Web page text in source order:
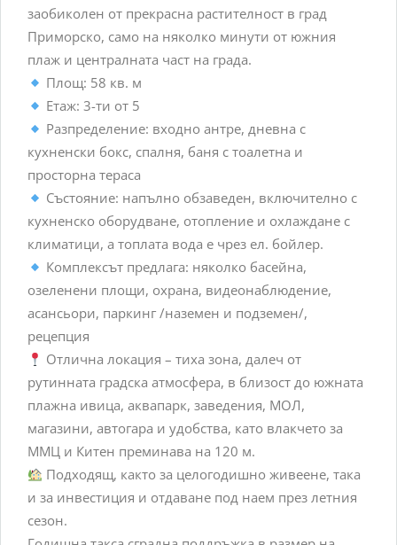
заобиколен от прекрасна растителност в град
Приморско, само на няколко минути от южния
плаж и централната част на града.
Площ: 58 кв. м
Етаж: 3-ти от 5
Разпределение: входно антре, дневна с
кухненски бокс, спалня, баня с тоалетна и
просторна тераса
Състояние: напълно обзаведен, включително с
кухненско оборудване, отопление и охлаждане с
климатици, а топлата вода е чрез ел. бойлер.
Комплексът предлага: няколко басейна,
озеленени площи, охрана, видеонаблюдение,
асансьори, паркинг /наземен и подземен/,
рецепция
Отлична локация – тиха зона, далеч от
рутинната градска атмосфера, в близост до южната
плажна ивица, аквапарк, заведения, МОЛ,
магазини, автогара и удобства, като влакчето за
ММЦ и Китен преминава на 120 м.
Подходящ, както за целогодишно живеене, така
и за инвестиция и отдаване под наем през летния
сезон.